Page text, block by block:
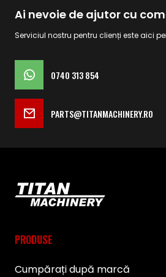
Ai nevoie de ajutor cu
Serviciul nostru pentru clienți este aici
0740 313 854
PARTS@TITANMACHINERY.RO
PRODUSE
Cumpărați după marcă